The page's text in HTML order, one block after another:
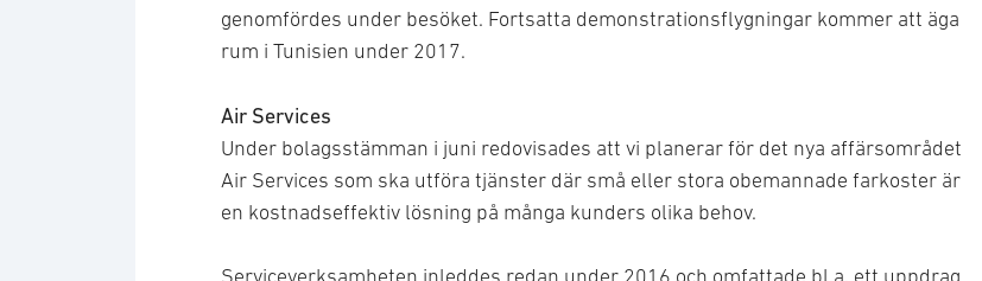
genomfördes under besöket. Fortsatta demonstrationsflygningar kommer att äga
rum i Tunisien under 2017.
Air Services
Under bolagsstämman i juni redovisades att vi planerar för det nya affärsområdet
Air Services som ska utföra tjänster där små eller stora obemannade farkoster är
en kostnadseffektiv lösning på många kunders olika behov.
Serviceverksamheten inleddes redan under 2016 och omfattade bl.a. ett uppdrag